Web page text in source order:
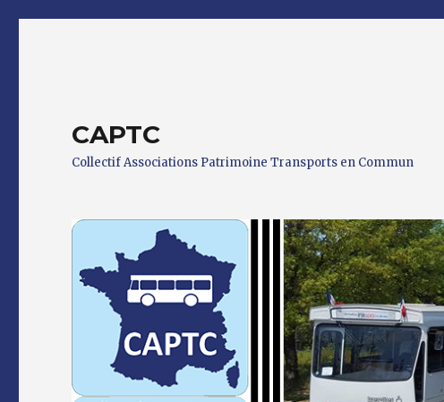
CAPTC
Collectif Associations Patrimoine Transports en Commun